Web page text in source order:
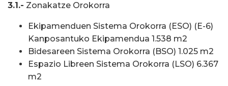
3.1.- Zonakatze Orokorra
Ekipamenduen Sistema Orokorra (ESO) (E-6)
Kanposantuko Ekipamendua 1.538 m2
Bidesareen Sistema Orokorra (BSO) 1.025 m2
Espazio Libreen Sistema Orokorra (LSO) 6.367
m2